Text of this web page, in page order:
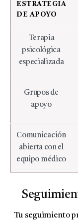
ESTRATEGIA
DE APOYO
Terapia
psicológica
especializada
Grupos de
apoyo
Comunicación
abierta con el
equipo médico
Tu seguimiento